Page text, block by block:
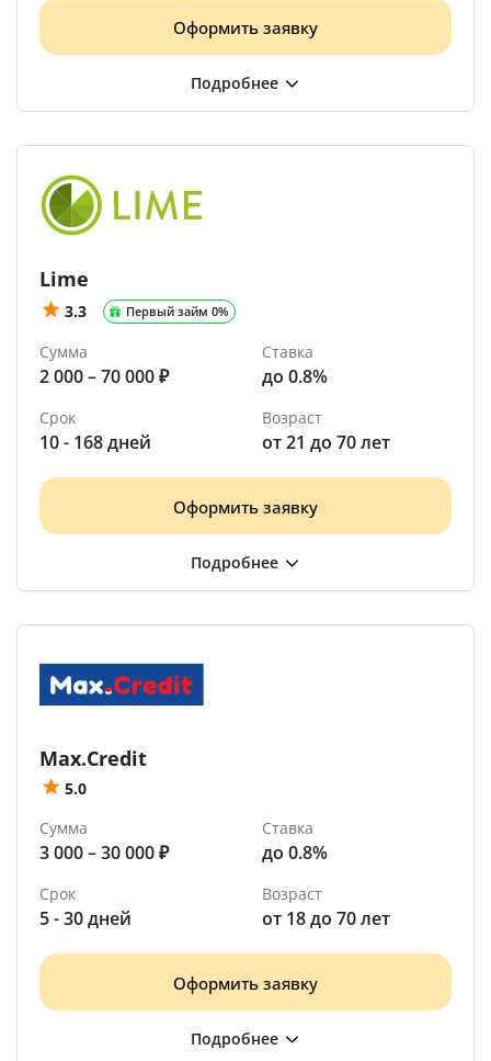
Оформить заявку
Lime
3.3 Первый займ 0%
Сумма
2 000 – 70 000 ₽
Ставка
до 0.8%
Срок
10 - 168 дней
Возраст
от 21 до 70 лет
Оформить заявку
Max.Credit
5.0
Сумма
3 000 – 30 000 ₽
Ставка
до 0.8%
Срок
5 - 30 дней
Возраст
от 18 до 70 лет
Оформить заявку